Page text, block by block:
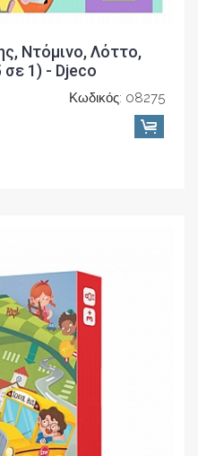
Ντόμινο, Λόττο,
1) - Djeco
Κωδικός: 08275